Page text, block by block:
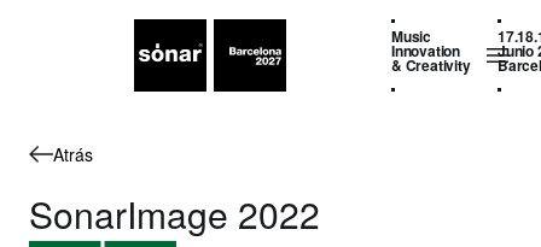
Music
Innovation
& Creativity
Junio
Atrás
SonarImage 2022